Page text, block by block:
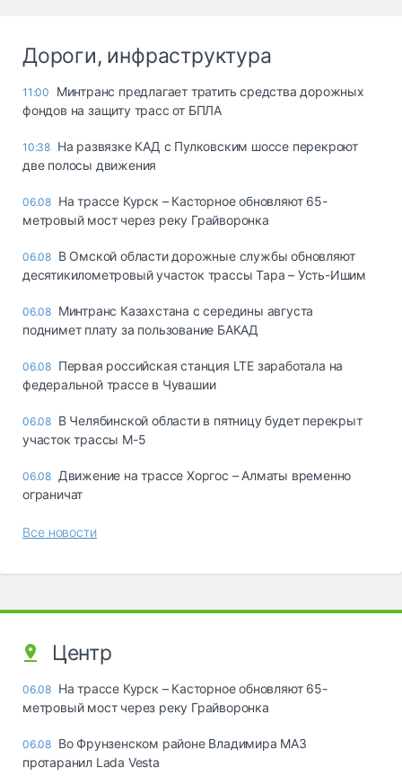
Дороги, инфраструктура
11:00
Минтранс предлагает тратить средства дорожных
фондов на защиту трасс от БПЛА
10:38 На развязке КАД с Пулковским шоссе перекроют
две полосы движения
06.08 На трассе Курск – Касторное обновляют 65-
метровый мост через реку Грайворонка
06.08 В Омской области дорожные службы обновляют
десятикилометровый участок трассы Тара – Усть-Ишим
06.08 Минтранс Казахстана с середины августа
поднимет плату за пользование БАКАД
06.08 Первая российская станция LTE заработала на
федеральной трассе в Чувашии
06.08 В Челябинской области в пятницу будет перекрыт
участок трассы М-5
06.08 Движение на трассе Хоргос – Алматы временно
ограничат
Все новости
Центр
06.08 На трассе Курск – Касторное обновляют 65-
метровый мост через реку Грайворонка
06.08 Во Фрунзенском районе Владимира МАЗ
протаранил Lada Vesta